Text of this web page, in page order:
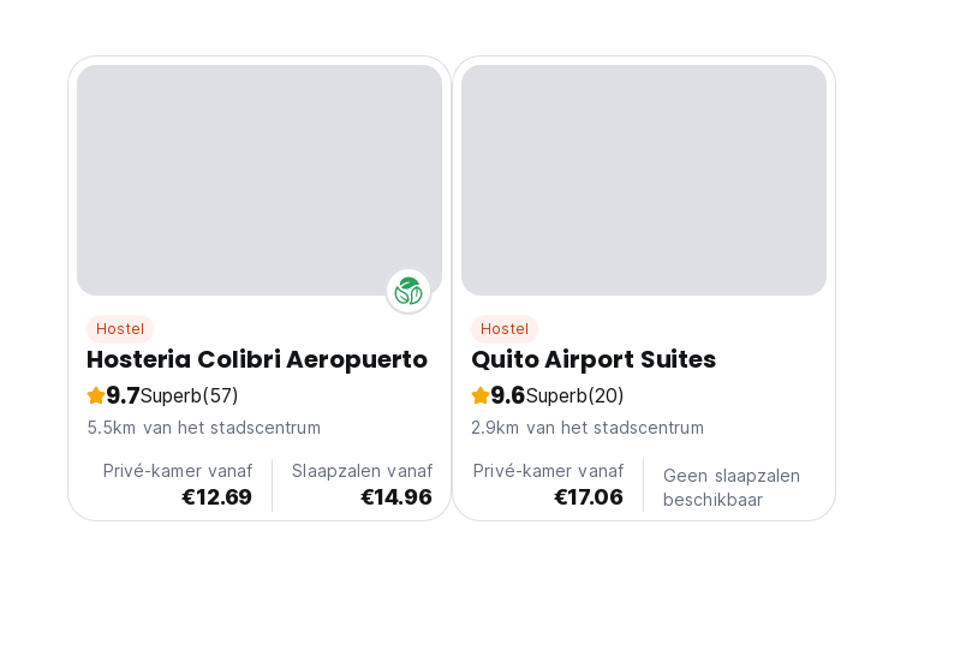
Hostel
Hosteria Colibri Aeropuerto
9.7Superb(57)
5.5km van het stadscentrum
Privé-kamer vanaf
€12.69
Slaapzalen vanaf
€14.96
Hostel
Quito Airport Suites
9.6Superb(20)
2.9km van het stadscentrum
Privé-kamer vanaf
€17.06
Geen slaapzalen
beschikbaar